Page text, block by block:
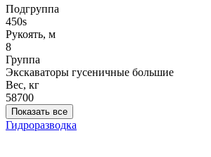
Подгруппа
450s
Рукоять, м
8
Группа
Экскаваторы гусеничные большие
Вес, кг
58700
Показать все
Гидроразводка